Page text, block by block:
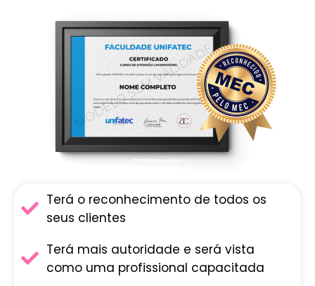
Terá o reconhecimento de todos os
seus clientes
Terá mais autoridade e será vista
como uma profissional capacitada